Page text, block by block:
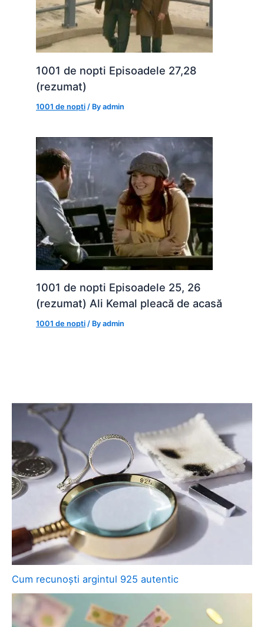
1001 de nopti Episoadele 27,28
(rezumat)
1001 de nopti / Byadmin
1001 de nopti Episoadele 25, 26
(rezumat) Ali Kemal pleacă de acasă
1001 de nopti / Byadmin
Cum recunoști argintul 925 autentic